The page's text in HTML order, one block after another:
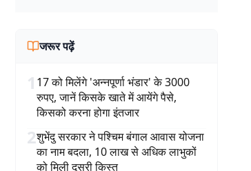
जरूर पढ़ें
1 17 को मिलेंगे 'अन्नपूर्णा भंडार' के 3000
रुपए, जानें किसके खाते में आयेंगे पैसे,
किसको करना होगा इंतजार
2शुभेंदु सरकार ने पश्चिम बंगाल आवास योजना
का नाम बदला, 10 लाख से अधिक लाभुकों
को मिली दूसरी किस्त